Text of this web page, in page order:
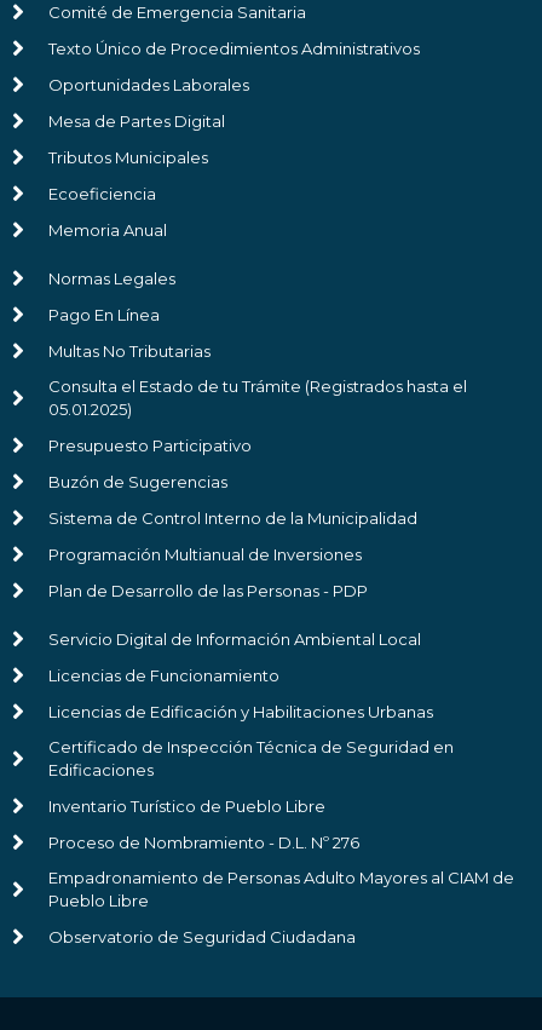
Comité de Emergencia Sanitaria
Texto Único de Procedimientos Administrativos
Oportunidades Laborales
Mesa de Partes Digital
Tributos Municipales
Ecoeficiencia
Memoria Anual
Normas Legales
Pago En Línea
Multas No Tributarias
Consulta el Estado de tu Trámite (Registrados hasta el
05.01.2025)
Presupuesto Participativo
Buzón de Sugerencias
Sistema de Control Interno de la Municipalidad
Programación Multianual de Inversiones
Plan de Desarrollo de las Personas - PDP
Servicio Digital de Información Ambiental Local
Licencias de Funcionamiento
Licencias de Edificación y Habilitaciones Urbanas
Certificado de Inspección Técnica de Seguridad en
Edificaciones
Inventario Turístico de Pueblo Libre
Proceso de Nombramiento - D.L. Nº 276
Empadronamiento de Personas Adulto Mayores al CIAM de
Pueblo Libre
Observatorio de Seguridad Ciudadana